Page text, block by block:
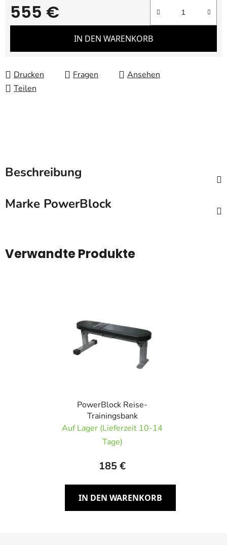
555 €
Verkaufspreis:
IN DEN WARENKORB
Drucken Fragen
Ansehen
Teilen
Beschreibung
Marke PowerBlock
Verwandte Produkte
PowerBlock Reise-
Trainingsbank
Auf Lager (Lieferzeit 10-14
Tage)
185 €
IN DEN WARENKORB